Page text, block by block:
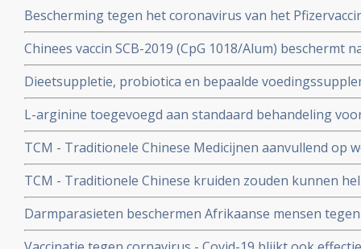
Bescherming tegen het coronavirus van het
minder. Na 5 maanden is slechts nog 47 procent
Chinees vaccin SCB-2019 (CpG 1018/Alum) beschermt
ziekenhuisopname en overlijden bij alle bekende
Covid-19 blijkt uit SPECTRA fase III studie
Dieetsuppletie, probiotica en bepaalde
of als aanvullende of alleenstaande behandeling van
coronavirus - SARS-CoV-2 - geeft interessante
studies
L-arginine toegevoegd aan standaard behandeling
ernstige ziekte door coronavirus - Covid-19 verbetert
ziekenhuisverblijf met
TCM - Traditionele Chinese Medicijnen aanvullend op
bij patienten met milde tot matige COVID-19 -
TCM - Traditionele Chinese kruiden zouden kunnen
Corona virus, zeggen Chinese onderzoekers
Darmparasieten beschermen Afrikaanse mensen
hun immuunsysteem reageert anders dan